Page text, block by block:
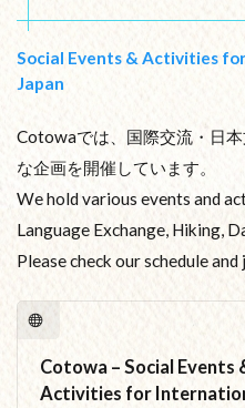
Social Events & Activities
Japan
Cotowaでは、国際交流・日
な企画を開催しています。
We hold various events and
Language Exchange, Hiking,
Please check our schedule and
Cotowa – Social Events
Activities for